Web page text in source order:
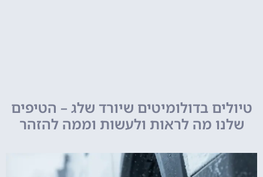
טיולים בדולומיטים שיורד שלג – הטיפים
שלנו מה לראות ולעשות וממה להזהר